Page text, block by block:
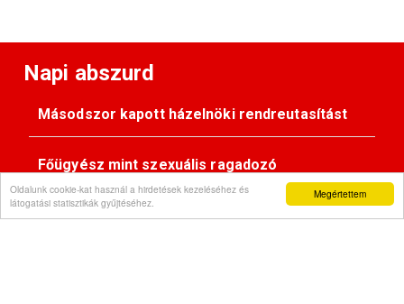
Megértettem
Oldalunk cookie-kat használ a hirdetések kezeléséhez és
látogatási statisztikák gyűjtéséhez.
Napi abszurd
Másodszor kapott házelnöki rendreutasítást
Főügyész mint szexuális ragadozó
Pimasz önkényúr